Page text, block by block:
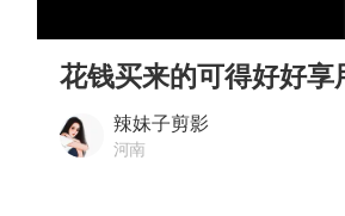
吉林一“
女子利用
花钱买来的可得好好享
辣妹子剪影
河南